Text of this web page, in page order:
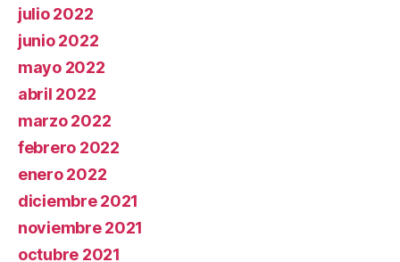
julio 2022
junio 2022
mayo 2022
abril 2022
marzo 2022
febrero 2022
enero 2022
diciembre 2021
noviembre 2021
octubre 2021